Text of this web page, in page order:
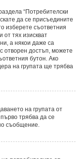
“Потребителски
да се присъедините
изберете съответния
от тях изискват
а някои даже са
отворен достъп, можете
бутон. Ако
на групата ще трябва
на групата от
трябва да се
съобщение.